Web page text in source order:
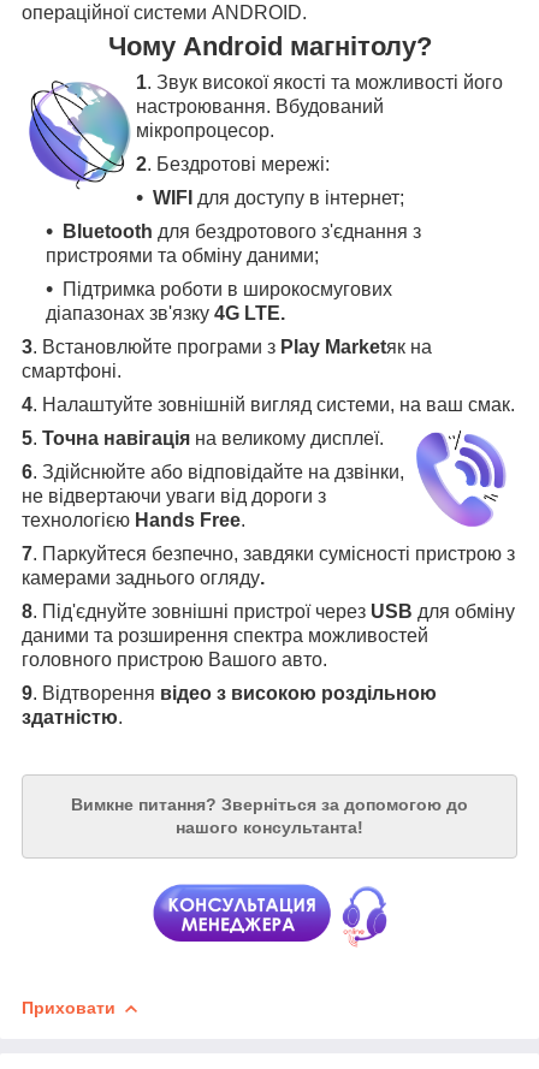
операційної системи ANDROID.
Чому Android магнітолу?
1. Звук високої якості та можливості його
настроювання. Вбудований
мікропроцесор.
2. Бездротові мережі:
WIFI для доступу в інтернет;
Bluetooth для бездротового з'єднання з
пристроями та обміну даними;
Підтримка роботи в широкосмугових
діапазонах зв'язку 4G LTE.
3. Встановлюйте програми з Play Marketяк на
смартфоні.
4. Налаштуйте зовнішній вигляд системи, на ваш смак.
5. Точна навігація на великому дисплеї.
6. Здійснюйте або відповідайте на дзвінки,
не відвертаючи уваги від дороги з
технологією Hands Free.
7. Паркуйтеся безпечно, завдяки сумісності пристрою з
камерами заднього огляду.
8. Під'єднуйте зовнішні пристрої через USB для обміну
даними та розширення спектра можливостей
головного пристрою Вашого авто.
9. Відтворення відео з високою роздільною
здатністю.
Вимкне питання? Зверніться за допомогою до
нашого консультанта!
Приховати